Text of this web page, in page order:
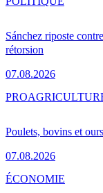
Sánchez riposte
rétorsion
07.08.2026
Poulets, bovins et
07.08.2026
PRO
ÉCONOMIE